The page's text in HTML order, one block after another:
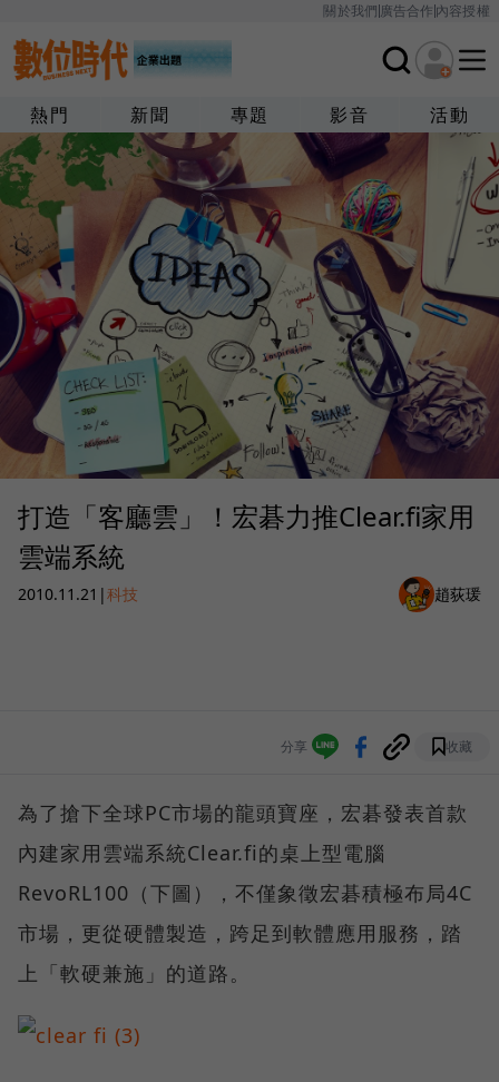
關於我們廣告合作內容授權
熱門 新聞 專題 影音 活動
打造「客廳雲」！宏碁力推Clear.fi家用
雲端系統
2010.11.21 |科技 趙荻瑗
分享 收藏
為了搶下全球PC市場的龍頭寶座，宏碁發表首款
內建家用雲端系統Clear.fi的桌上型電腦
RevoRL100（下圖），不僅象徵宏碁積極布局4C
市場，更從硬體製造，跨足到軟體應用服務，踏
上「軟硬兼施」的道路。